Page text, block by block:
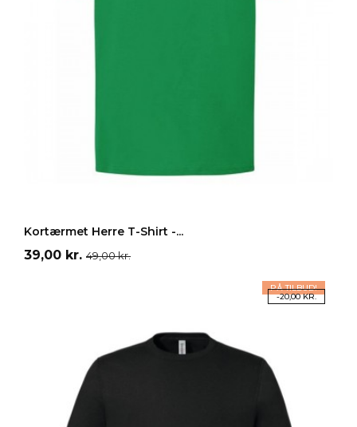
Rød Orange
Blå GrønGul
Kortærmet Herre T-Shirt -...
Pris
39,00 kr. Normalpris
49,00 kr.
PÅ TILBUD!
-20,00 KR.